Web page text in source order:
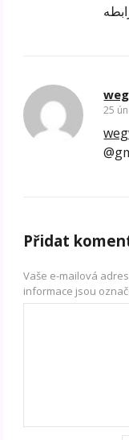
25
Přidat
Vaše e-mailová
informace jsou